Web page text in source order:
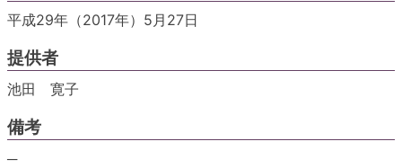
平成29年（2017年）5月27日
提供者
池田 寛子
備考
─